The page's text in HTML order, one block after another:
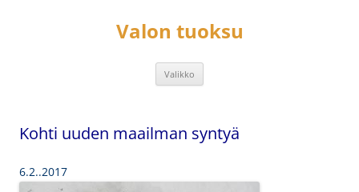
Valon tuoksu
Valikko
Kohti uuden maailman syntyä
6.2..2017